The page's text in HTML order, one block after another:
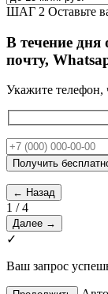
ШАГ 2 Оставьте
В течение
почту,
Укажите телефон,
← Назад
1 / 4
Далее →
✓
Ваш запрос